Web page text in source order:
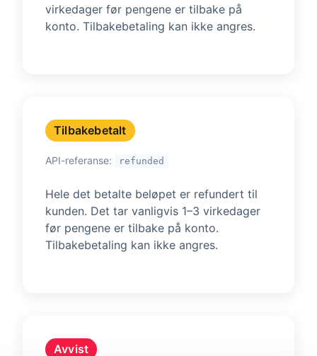
virkedager før pengene er tilbake på
konto. Tilbakebetaling kan ikke angres.
Tilbakebetalt
API-referanse: refunded
Hele det betalte beløpet er refundert til
kunden. Det tar vanligvis 1–3 virkedager
før pengene er tilbake på konto.
Tilbakebetaling kan ikke angres.
Avvist